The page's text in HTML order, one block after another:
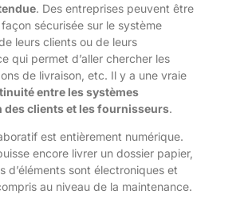
. Des entreprises peuvent être
sécurisée sur le système
leurs clients ou de leurs
qui permet d’aller chercher les
de livraison, etc. Il y a une vraie
entre les systèmes
des clients et les fournisseurs.
est entièrement numérique.
encore livrer un dossier papier,
d’éléments sont électroniques et
au niveau de la maintenance.